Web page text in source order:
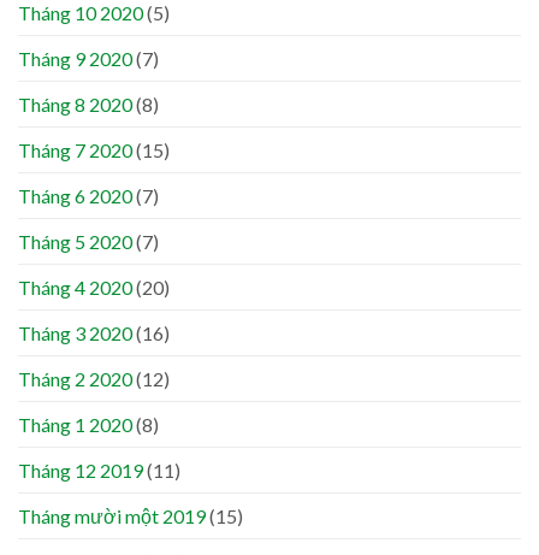
Tháng 10 2020(5)
Tháng 9 2020(7)
Tháng 8 2020(8)
Tháng 7 2020(15)
Tháng 6 2020(7)
Tháng 5 2020(7)
Tháng 4 2020(20)
Tháng 3 2020(16)
Tháng 2 2020(12)
Tháng 1 2020(8)
Tháng 12 2019(11)
Tháng mười một 2019(15)